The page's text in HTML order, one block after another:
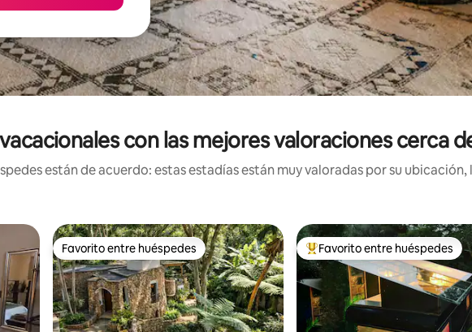
con las mejores valoraciones cerca
están de acuerdo: estas estadías están muy valoradas por su
Favorito entre huéspedes
Favorito entre huéspedes Favorito entre huéspedes
Favorito entre huéspedes